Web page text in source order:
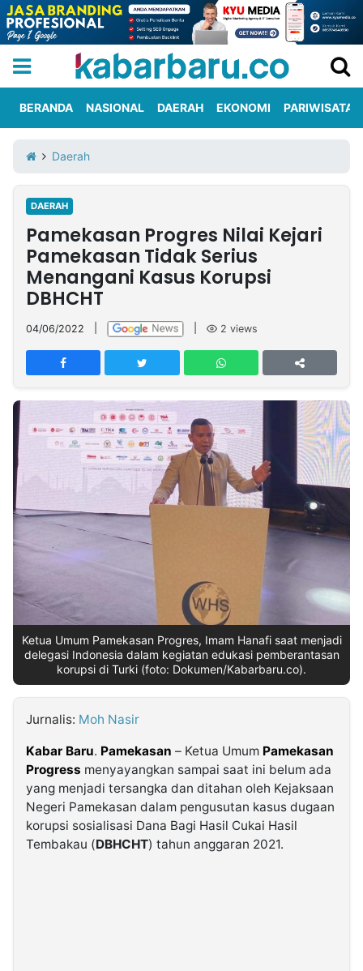
Iklan
Berita
Kami
Nasional
International
Olahraga
Entertainment
Daerah
Pariwisata
Kuliner
Kolom
Network
PT
TREETAN
MULTIMEDIA
INDONESIA
Partner
Insight
NTB
Suara
Time
Lens
IDN
Daily
Jogja
Jalan
Rakyat
Idealita
News
Kita
Notice
Dinamikapost.com
Radar
Baru
Seedbacklink
Follow
Kabarbaru
Kabarbaru.co
2026
Kabarbaru
BERANDA NASIONAL DAERAH EKONOMI PARIWISATA
Daerah
DAERAH
Pamekasan Progres Nilai Kejari
Pamekasan Tidak Serius
Menangani Kasus Korupsi
DBHCHT
04/06/2022 2 views
Ketua Umum Pamekasan Progres, Imam Hanafi saat menjadi
delegasi Indonesia dalam kegiatan edukasi pemberantasan
korupsi di Turki (foto: Dokumen/Kabarbaru.co).
Jurnalis: Moh Nasir
Kabar Baru. Pamekasan – Ketua Umum Pamekasan
Progress menyayangkan sampai saat ini belum ada
yang menjadi tersangka dan ditahan oleh Kejaksaan
Negeri Pamekasan dalam pengusutan kasus dugaan
korupsi sosialisasi Dana Bagi Hasil Cukai Hasil
Tembakau (DBHCHT) tahun anggaran 2021.